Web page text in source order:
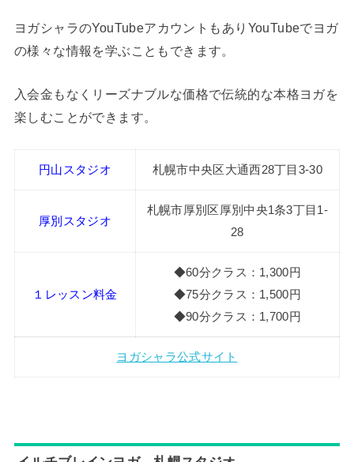
ヨガシャラのYouTubeアカウントもありYouTubeでヨガ
の様々な情報を学ぶこともできます。
入会金もなくリーズナブルな価格で伝統的な本格ヨガを
楽しむことができます。
円山スタジオ 札幌市中央区大通西28丁目3-30
厚別スタジオ
札幌市厚別区厚別中央1条3丁目1-
28
１レッスン料金
◆60分クラス：1,300円
◆75分クラス：1,500円
◆90分クラス：1,700円
ヨガシャラ公式サイト